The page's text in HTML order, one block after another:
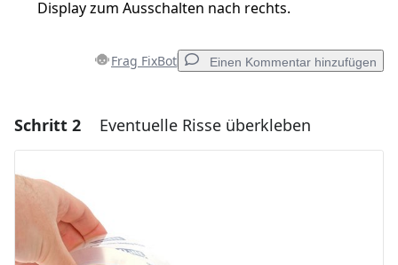
Display zum Ausschalten nach rechts.
Frag FixBot Einen Kommentar hinzufügen
Einen Kommentar hinzufügen
Schritt 2 Eventuelle Risse überkleben